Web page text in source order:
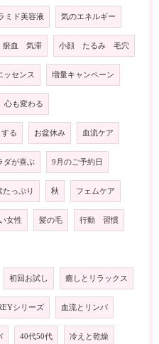
ミド美容液 気のエネルギー
瘀血 気滞 小顔 たるみ 毛穴
ッセンス 増量キャンペーン
心も変わる
る お盆休み 血流ケア
ダが喜ぶ 9月のご予約日
たっぷり 秋 フェムケア
女性 髪の毛 行動 習慣
初回お試し 癒しとリラックス
シリーズ 血流とリンパ
40代50代 冷えと乾燥